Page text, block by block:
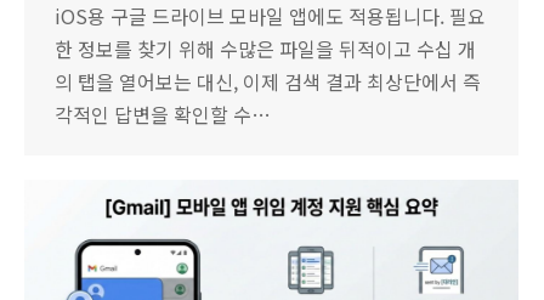
iOS용 구글 드라이브 모바일 앱에도 적용됩니다. 필요
한 정보를 찾기 위해 수많은 파일을 뒤적이고 수십 개
의 탭을 열어보는 대신, 이제 검색 결과 최상단에서 즉
각적인 답변을 확인할 수…